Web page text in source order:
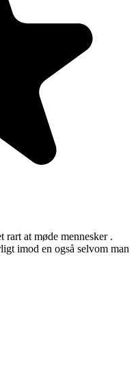
at møde mennesker .
imod en også selvom man